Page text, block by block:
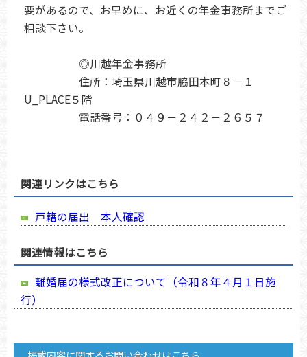
要があるので、お早めに、お近くの年金事務所までご
相談下さい。
◎川越年金事務所
住所：埼玉県川越市脇田本町８－１
U_PLACE５階
電話番号：０４９－２４２－２６５７
関連リンクはこちら
戸籍の届出 本人確認
関連情報はこちら
離婚届の様式改正について（令和８年４月１日施
行）